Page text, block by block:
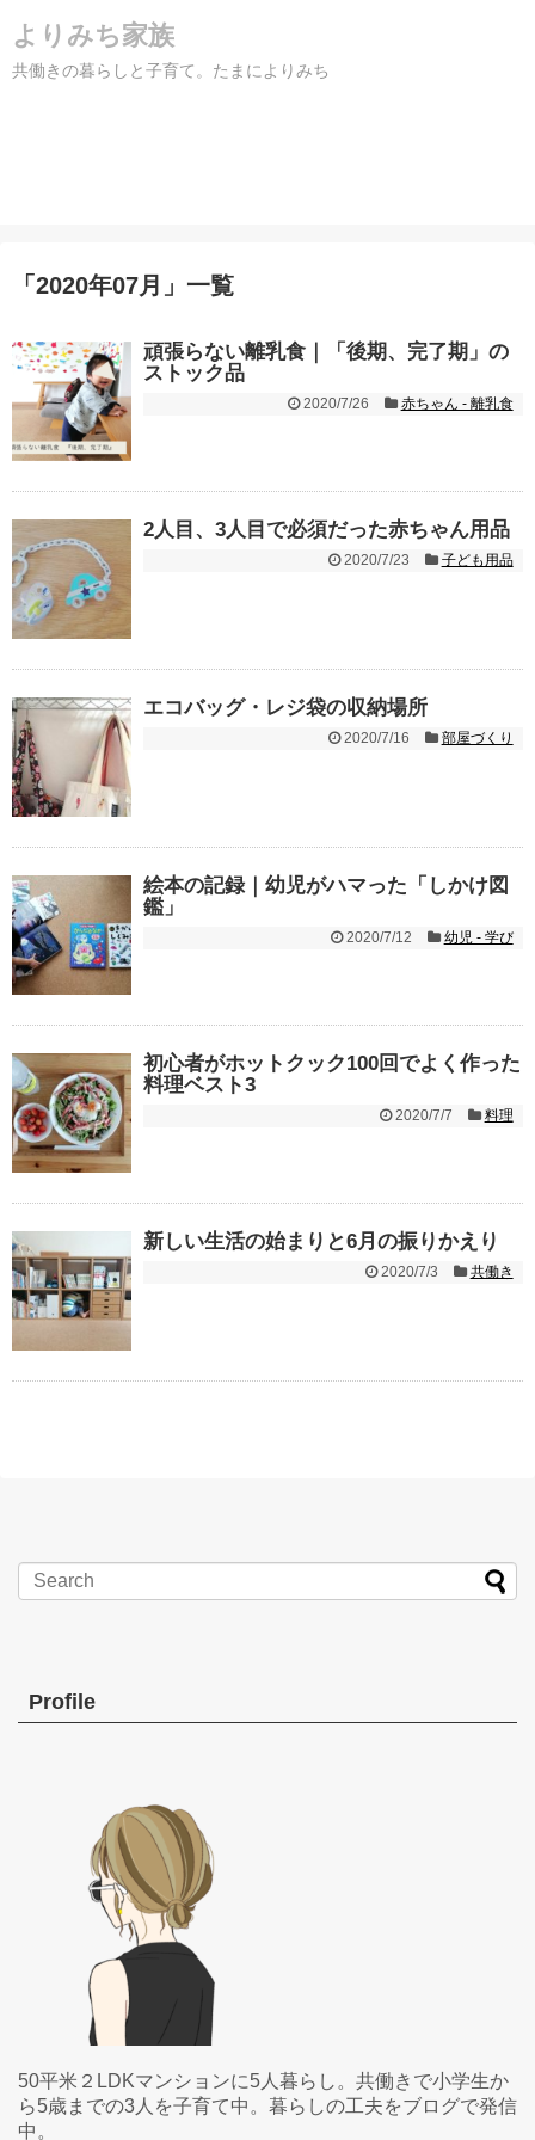
よりみち家族
共働きの暮らしと子育て。たまによりみち
「 2020年07月 」 一覧
頑張らない離乳食｜「後期、完了期」の
ストック品
2020/7/26 赤ちゃん - 離乳食
2人目、3人目で必須だった赤ちゃん用品
2020/7/23 子ども用品
エコバッグ・レジ袋の収納場所
2020/7/16 部屋づくり
絵本の記録｜幼児がハマった「しかけ図
鑑」
2020/7/12 幼児 - 学び
初心者がホットクック100回でよく作った
料理ベスト3
2020/7/7 料理
新しい生活の始まりと6月の振りかえり
2020/7/3 共働き
Profile
50平米２LDKマンションに5人暮らし。共働きで小学生か
ら5歳までの3人を子育て中。暮らしの工夫をブログで発信
中。